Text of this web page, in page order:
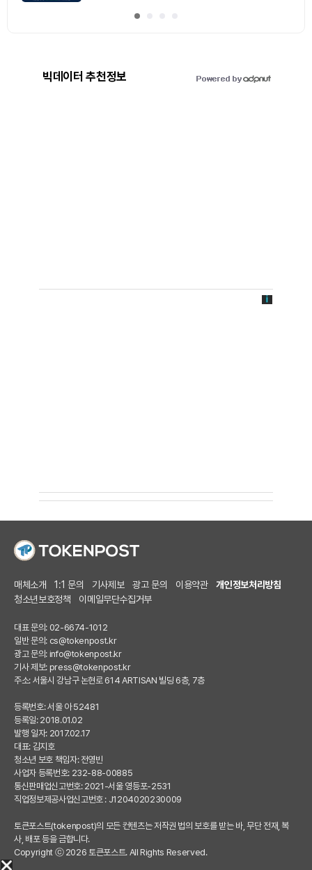
빅데이터 추천정보
매체소개 1:1 문의 기사제보 광고 문의 이용약관
개인정보처리방침
청소년보호정책
이메일무단수집거부
대표 문의: 02-6674-1012
일반 문의: cs@tokenpost.kr
광고 문의: info@tokenpost.kr
기사 제보: press@tokenpost.kr
주소: 서울시 강남구 논현로 614 ARTISAN 빌딩 6층, 7층
등록번호: 서울 아 52481
등록일: 2018.01.02
발행 일자: 2017.02.17
대표: 김지호
청소년 보호 책임자: 전영빈
사업자 등록번호: 232-88-00885
통신판매업신고번호: 2021-서울 영등포-2531
직업정보제공사업신고번호 : J1204020230009
토큰포스트(tokenpost)의 모든 컨텐츠는 저작권 법의 보호를 받는 바, 무단 전재, 복
사, 배포 등을 금합니다.
Copyright ⓒ 2026 토큰포스트. All Rights Reserved.